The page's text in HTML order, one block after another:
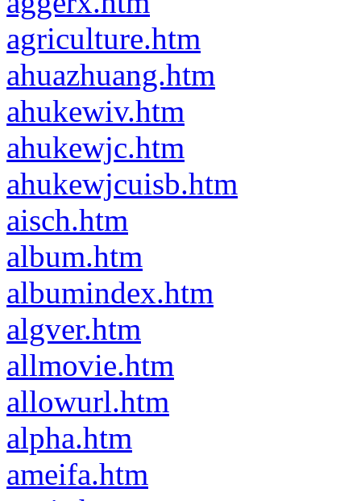
agriculture.htm
ahuazhuang.htm
ahukewiv.htm
ahukewjc.htm
ahukewjcuisb.htm
aisch.htm
album.htm
albumindex.htm
algver.htm
allmovie.htm
allowurl.htm
alpha.htm
ameifa.htm